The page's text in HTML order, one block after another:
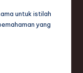
untuk istilah
yang